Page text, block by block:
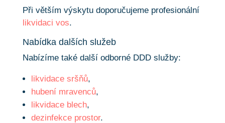
Při větším výskytu doporučujeme profesionální
likvidaci vos.
Nabídka dalších služeb
Nabízíme také další odborné DDD služby:
likvidace sršňů,
hubení mravenců,
likvidace blech,
dezinfekce prostor.